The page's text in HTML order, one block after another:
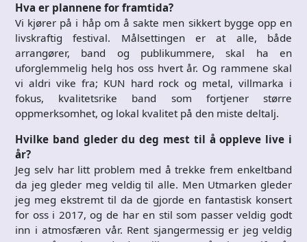
Hva er plannene for framtida?
Vi kjører på i håp om å sakte men sikkert bygge opp en
livskraftig festival. Målsettingen er at alle, både
arrangører, band og publikummere, skal ha en
uforglemmelig helg hos oss hvert år. Og rammene skal
vi aldri vike fra; KUN hard rock og metal, villmarka i
fokus, kvalitetsrike band som fortjener større
oppmerksomhet, og lokal kvalitet på den miste deltalj.
Hvilke band gleder du deg mest til å oppleve live i
år?
Jeg selv har litt problem med å trekke frem enkeltband
da jeg gleder meg veldig til alle. Men Utmarken gleder
jeg meg ekstremt til da de gjorde en fantastisk konsert
for oss i 2017, og de har en stil som passer veldig godt
inn i atmosfæren vår. Rent sjangermessig er jeg veldig